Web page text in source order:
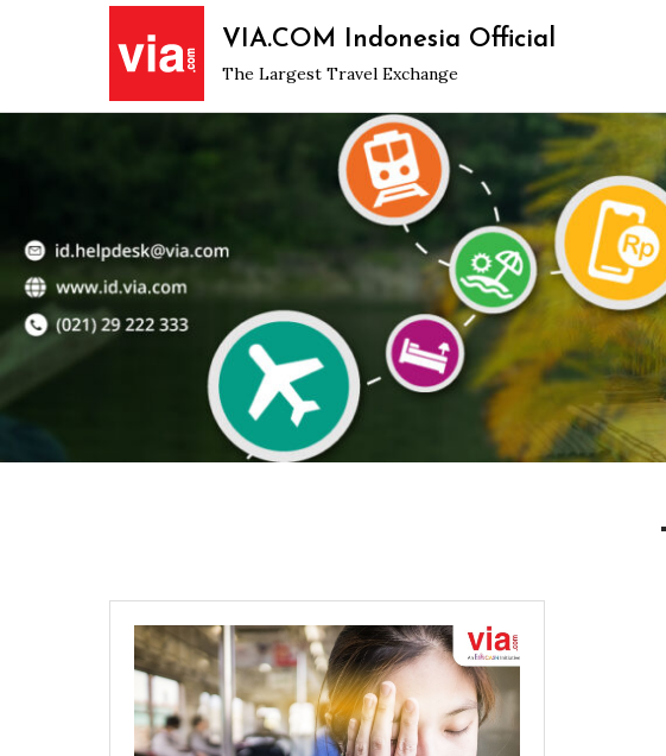
VIA.COM Indonesia Official
The Largest Travel Exchange